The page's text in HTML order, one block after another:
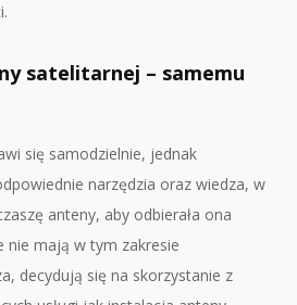
satelitarnej – samemu
się samodzielnie, jednak
narzędzia oraz wiedza, w
anteny, aby odbierała ona
nie mają w tym zakresie
decydują się na skorzystanie z